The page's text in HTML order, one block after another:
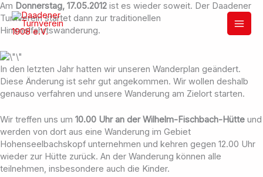
Zum
Inhalt
springen
Am Donnerstag, 17.05.2012 ist es wieder soweit. Der Daadener
Turnverein startet dann zur traditionellen
Himmelfahrtswanderung.
In den letzten Jahr hatten wir unseren Wanderplan geändert.
Diese Änderung ist sehr gut angekommen. Wir wollen deshalb
genauso verfahren und unsere Wanderung am Zielort starten.
Wir treffen uns um 10.00 Uhr an der Wilhelm-Fischbach-Hütte und
werden von dort aus eine Wanderung im Gebiet
Hohenseelbachskopf unternehmen und kehren gegen 12.00 Uhr
wieder zur Hütte zurück. An der Wanderung können alle
teilnehmen, insbesondere auch die Kinder.